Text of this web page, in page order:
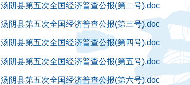
汤阴县第五次全国经济普查公报(第二号).doc
汤阴县第五次全国经济普查公报(第三号).doc
汤阴县第五次全国经济普查公报(第四号).doc
汤阴县第五次全国经济普查公报(第五号).doc
汤阴县第五次全国经济普查公报(第六号).doc